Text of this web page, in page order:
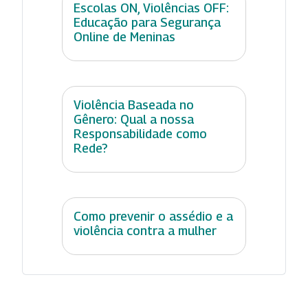
Escolas ON, Violências OFF:
Educação para Segurança
Online de Meninas
Violência Baseada no
Gênero: Qual a nossa
Responsabilidade como
Rede?
Como prevenir o assédio e a
violência contra a mulher